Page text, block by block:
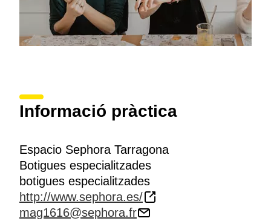
Informació pràctica
Espacio Sephora Tarragona
Botigues especialitzades
botigues especialitzades
http://www.sephora.es/
mag1616@sephora.fr